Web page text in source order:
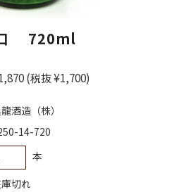
720ml
(税抜 ¥1,700)
酒造（株）
14-720
本
切れ